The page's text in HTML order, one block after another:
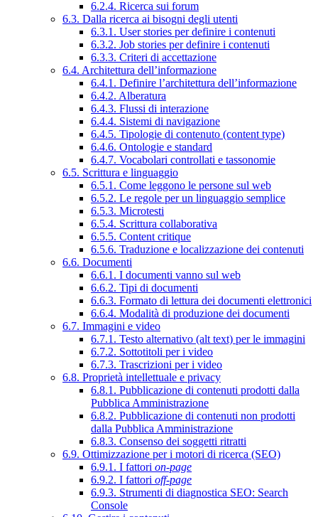
6.2.4. Ricerca sui forum
6.3. Dalla ricerca ai bisogni degli utenti
6.3.1. User stories per definire i contenuti
6.3.2. Job stories per definire i contenuti
6.3.3. Criteri di accettazione
6.4. Architettura dell’informazione
6.4.1. Definire l’architettura dell’informazione
6.4.2. Alberatura
6.4.3. Flussi di interazione
6.4.4. Sistemi di navigazione
6.4.5. Tipologie di contenuto (content type)
6.4.6. Ontologie e standard
6.4.7. Vocabolari controllati e tassonomie
6.5. Scrittura e linguaggio
6.5.1. Come leggono le persone sul web
6.5.2. Le regole per un linguaggio semplice
6.5.3. Microtesti
6.5.4. Scrittura collaborativa
6.5.5. Content critique
6.5.6. Traduzione e localizzazione dei contenuti
6.6. Documenti
6.6.1. I documenti vanno sul web
6.6.2. Tipi di documenti
6.6.3. Formato di lettura dei documenti elettronici
6.6.4. Modalità di produzione dei documenti
6.7. Immagini e video
6.7.1. Testo alternativo (alt text) per le immagini
6.7.2. Sottotitoli per i video
6.7.3. Trascrizioni per i video
6.8. Proprietà intellettuale e privacy
6.8.1. Pubblicazione di contenuti prodotti dalla
Pubblica Amministrazione
6.8.2. Pubblicazione di contenuti non prodotti
dalla Pubblica Amministrazione
6.8.3. Consenso dei soggetti ritratti
6.9. Ottimizzazione per i motori di ricerca (SEO)
6.9.1. I fattori on-page
6.9.2. I fattori off-page
6.9.3. Strumenti di diagnostica SEO: Search
Console